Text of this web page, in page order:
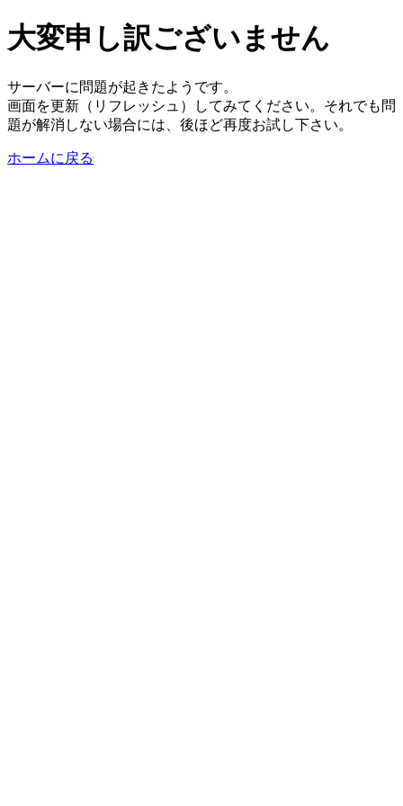
大変申し訳ございません
サーバーに問題が起きたようです。
画面を更新（リフレッシュ）してみてください。それでも問
題が解消しない場合には、後ほど再度お試し下さい。
ホームに戻る